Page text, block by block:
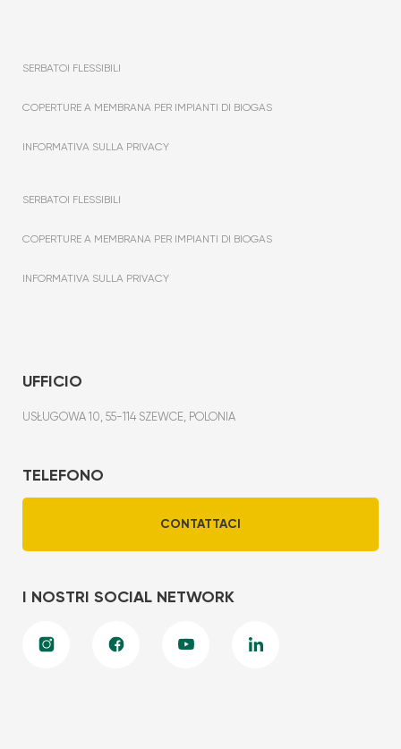
SERBATOI FLESSIBILI
COPERTURE A MEMBRANA PER IMPIANTI DI BIOGAS
INFORMATIVA SULLA PRIVACY
SERBATOI FLESSIBILI
COPERTURE A MEMBRANA PER IMPIANTI DI BIOGAS
INFORMATIVA SULLA PRIVACY
UFFICIO
USŁUGOWA 10, 55-114 SZEWCE, POLONIA
TELEFONO
CONTATTACI
I NOSTRI SOCIAL NETWORK